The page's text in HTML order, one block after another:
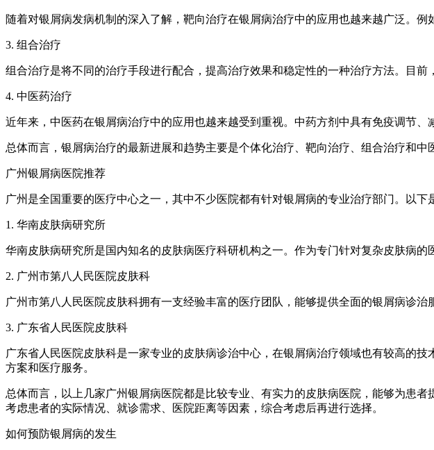
随着对银屑病发病机制的深入了解，靶向治疗在银屑病治疗中的应用也越来越广泛。
3. 组合治疗
组合治疗是将不同的治疗手段进行配合，提高治疗效果和稳定性的一种治疗方法。目
4. 中医药治疗
近年来，中医药在银屑病治疗中的应用也越来越受到重视。中药方剂中具有免疫调节
总体而言，银屑病治疗的最新进展和趋势主要是个体化治疗、靶向治疗、组合治疗和
广州银屑病医院推荐
广州是全国重要的医疗中心之一，其中不少医院都有针对银屑病的专业治疗部门。以下
1. 华南皮肤病研究所
华南皮肤病研究所是国内知名的皮肤病医疗科研机构之一。作为专门针对复杂皮肤病
2. 广州市第八人民医院皮肤科
广州市第八人民医院皮肤科拥有一支经验丰富的医疗团队，能够提供全面的银屑病诊
3. 广东省人民医院皮肤科
广东省人民医院皮肤科是一家专业的皮肤病诊治中心，在银屑病治疗领域也有较高的
方案和医疗服务。
总体而言，以上几家广州银屑病医院都是比较专业、有实力的皮肤病医院，能够为患
考虑患者的实际情况、就诊需求、医院距离等因素，综合考虑后再进行选择。
如何预防银屑病的发生